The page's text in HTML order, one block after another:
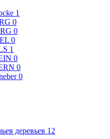
1
0
0
0
1
0
0
0
деревьев 12